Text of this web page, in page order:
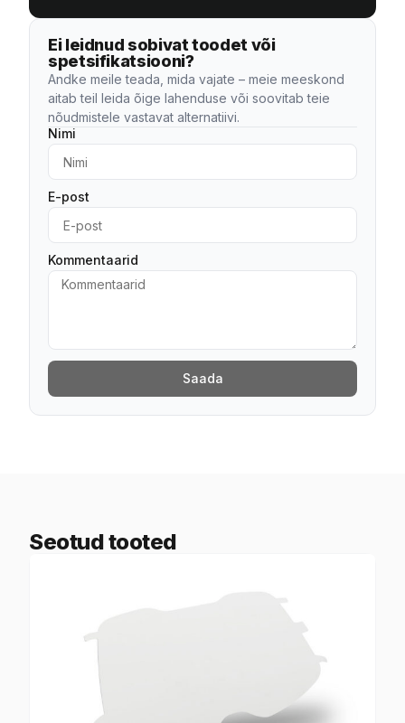
Ei leidnud sobivat toodet või
spetsifikatsiooni?
Andke meile teada, mida vajate – meie meeskond
aitab teil leida õige lahenduse või soovitab teie
nõudmistele vastavat alternatiivi.
Nimi
E-post
Kommentaarid
Saada
Seotud tooted